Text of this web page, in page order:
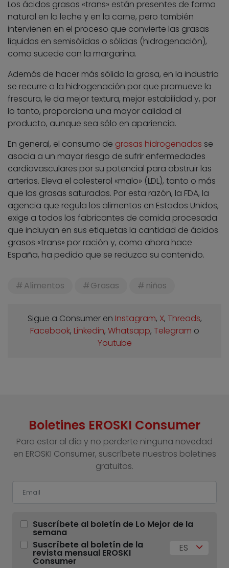
Los ácidos grasos «trans» están presentes de forma
natural en la leche y en la carne, pero también
intervienen en el proceso que convierte las grasas
líquidas en semisólidas o sólidas (hidrogenación),
como sucede con la margarina.
Además de hacer más sólida la grasa, en la industria
se recurre a la hidrogenación por que promueve la
frescura, le da mejor textura, mejor estabilidad y, por
lo tanto, proporciona una mayor calidad al
producto, aunque sea sólo en apariencia.
En general, el consumo de grasas hidrogenadas se
asocia a un mayor riesgo de sufrir enfermedades
cardiovasculares por su potencial para obstruir las
arterias. Eleva el colesterol «malo» (LDL), tanto o más
que las grasas saturadas. Por esta razón, la FDA, la
agencia que regula los alimentos en Estados Unidos,
exige a todos los fabricantes de comida procesada
que incluyan en sus etiquetas la cantidad de ácidos
grasos «trans» por ración y, como ahora hace
España, ha pedido que se reduzca su contenido.
Alimentos Grasas niños
Sigue a Consumer en Instagram, X, Threads,
Facebook, Linkedin, Whatsapp, Telegram o
Youtube
Boletines EROSKI Consumer
Para estar al día y no perderte ninguna novedad
en EROSKI Consumer, suscríbete nuestros boletines
gratuitos.
Suscríbete al boletín de Lo Mejor de la
semana
Suscríbete al boletín de la
revista mensual EROSKI
Consumer
ES